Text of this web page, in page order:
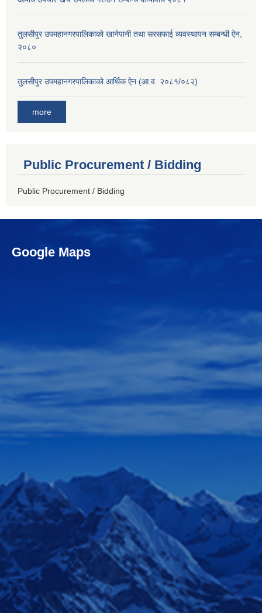
तुलसीपुर उपमहानगरपालिकाको खानेपानी तथा सरसफाई व्यवस्थापन सम्बन्धी ऐन,
२०८०
तुलसीपुर उपमहानगरपालिकाको आर्थिक ऐन (आ.व. २०८१/०८२)
more
Public Procurement / Bidding
Public Procurement / Bidding
Google Maps